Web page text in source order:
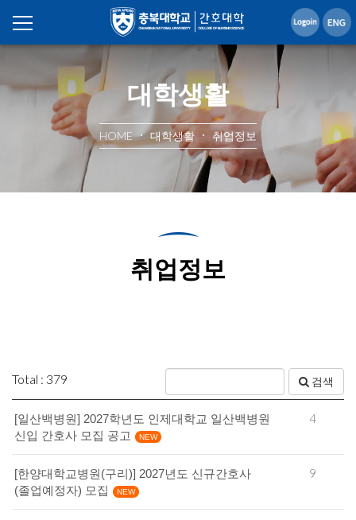
대학생활
HOME 대학생활 취업정보
취업정보
Total : 379 검색
[일산백병원] 2027학년도 인제대학교 일산백병원
신입 간호사 모집 공고
NEW
4
[한양대학교병원(구리)] 2027년도 신규간호사
(졸업예정자) 모집
NEW
9